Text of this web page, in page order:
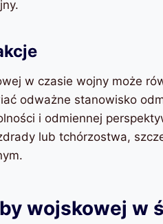
w czasie wojny może
odważne stanowisko
i odmiennej
lub tchórzostwa,
wojskowej w